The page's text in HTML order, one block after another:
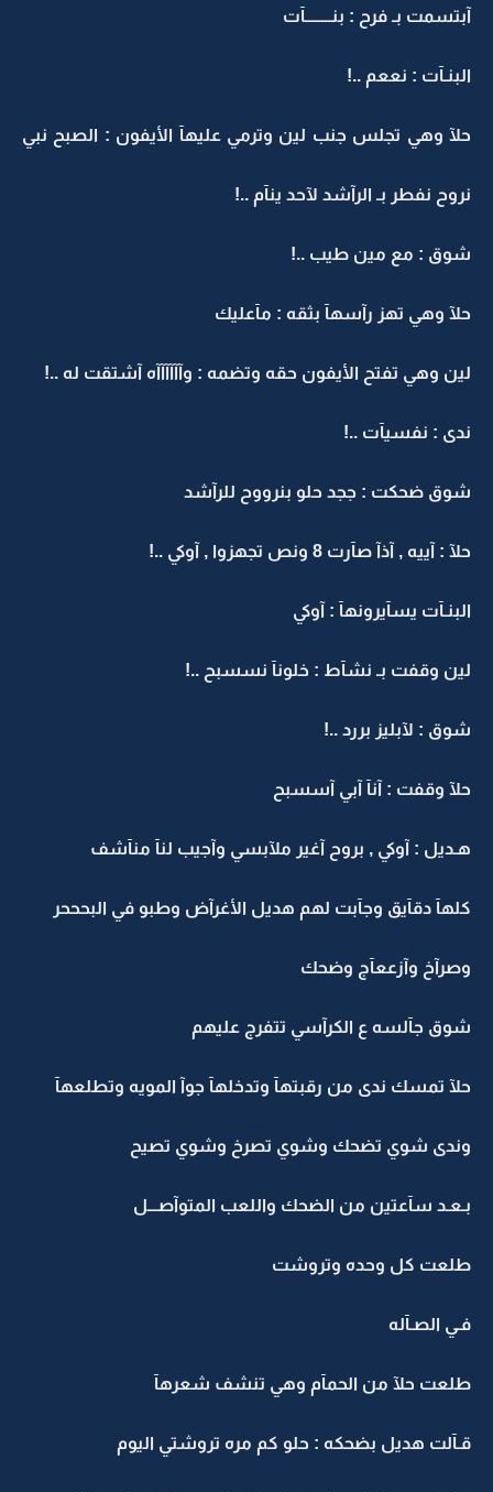
آبتسمت بـ فرح : بنــــــــآت
البنـآت : نععم ..!
حلآ وهي تجلس جنب لين وترمي عليهآ الأيفون : الصبح نبي
نروح نفطر بـ الرآشد لآحد ينآم ..!
شوق : مع مين طيب ..!
حلآ وهي تهز رآسهآ بثقه : مآعليك
لين وهي تفتح الأيفون حقه وتضمه : وآآآآآآه آشتقت له ..!
ندى : نفسيآت ..!
شوق ضحكت : ججد حلو بنرووح للرآشد
حلآ : آييه , آذآ صآرت 8 ونص تجهزوا , آوكي ..!
البنـآت يسآيرونهآ : آوكي
لين وقفت بـ نشآط : خلونآ نسسبح ..!
شوق : لآبليز بررد ..!
حلآ وقفت : آنآ آبي آسسبح
هـديل : آوكي , بروح آغير ملآبسي وآجيب لنآ منآشف
كلهآ دقآيق وجآبت لهم هديل الأغرآض وطبو في البحححر
وصرآخ وآزععآج وضحك
شوق جآلسه ع الكرآسي تتفرج عليهم
حلآ تمسك ندى من رقبتهآ وتدخلهآ جوآ المويه وتطلعهآ
وندى شوي تضحك وشوي تصرخ وشوي تصيح
بـعـد سآعتين من الضحك واللعب المتوآصـــل
طلعت كل وحده وتروشت
فـي الصـآله
طلعت حلآ من الحمآم وهي تنشف شعرهآ
قـآلت هديل بضحكه : حلو كم مره تروشتي اليوم